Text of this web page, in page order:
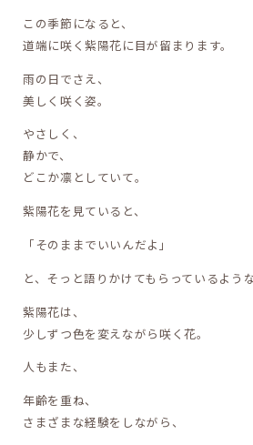
この季節になると、
道端に咲く紫陽花に目が留まります。
雨の日でさえ、
美しく咲く姿。
やさしく、
静かで、
どこか凛としていて。
紫陽花を見ていると、
「そのままでいいんだよ」
と、そっと語りかけてもらっているよう
紫陽花は、
少しずつ色を変えながら咲く花。
人もまた、
年齢を重ね、
さまざまな経験をしながら、